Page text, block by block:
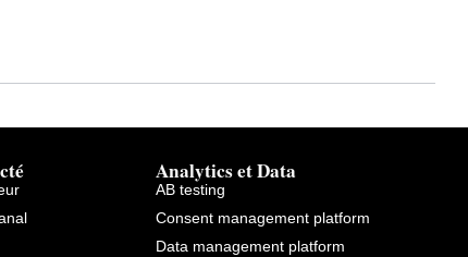
Analytics et Data
AB testing
Consent management platform
Data management platform